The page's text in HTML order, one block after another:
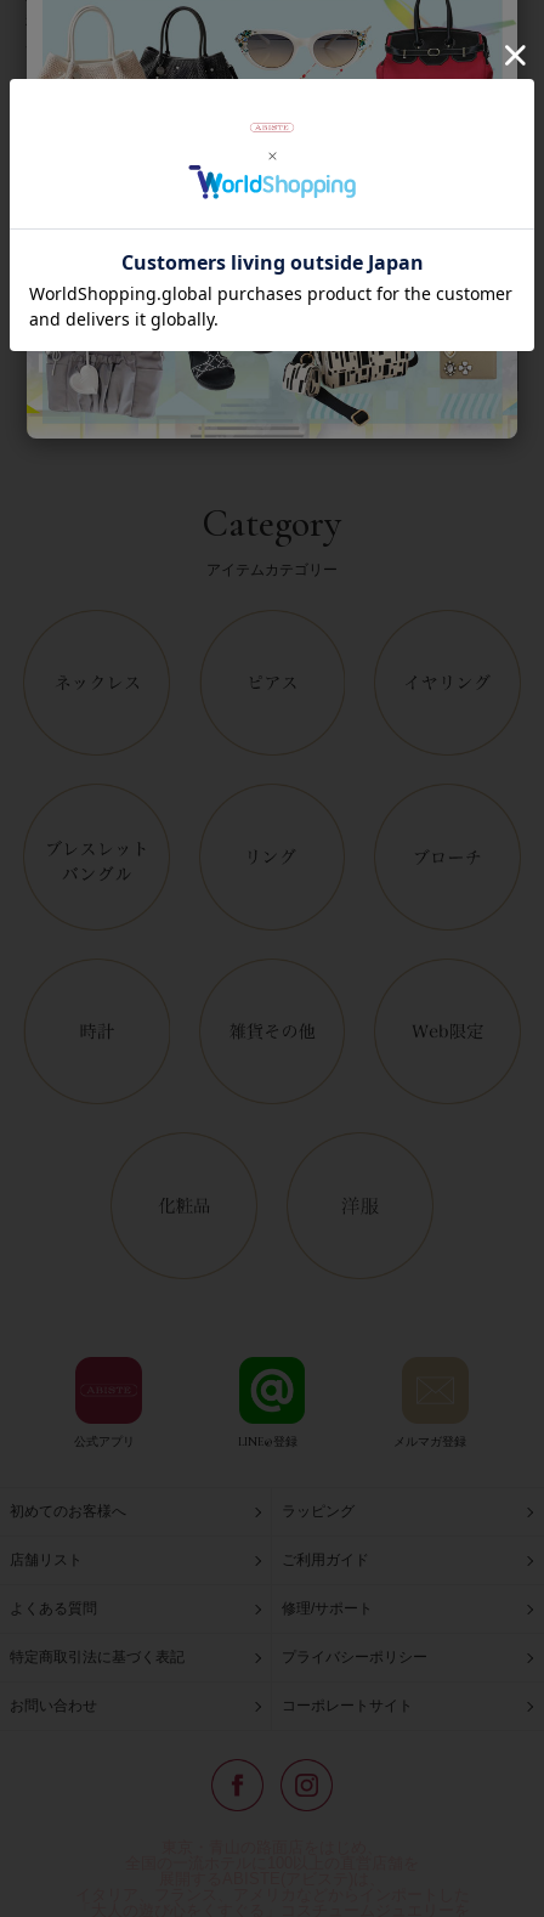
秘的。
金属アレルギーの方でも安心してご利用いただけます。
返品について
Category
アイテムカテゴリー
公式アプリ LINE@登録 メルマガ登録
初めてのお客様へ ラッピング
店舗リスト ご利用ガイド
よくある質問 修理/サポート
特定商取引法に基づく表記 プライバシーポリシー
お問い合わせ コーポレートサイト